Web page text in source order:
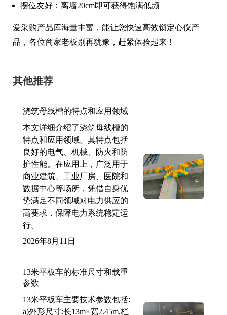
摆位友好：离墙20cm即可获得饱满低频
爱采购产品库海量丰富，能让您快速高效锁定心仪产
品，各位商家老板别再犹豫，赶紧体验起来！
其他推荐
浇筑母线槽的特点和应用领域
本文详细介绍了浇筑母线槽的
特点和应用领域。其特点包括
良好的电气、机械、防火和防
护性能。在应用上，广泛用于
商业建筑、工业厂房、医院和
数据中心等场所，凭借自身优
势满足不同领域对电力供应的
高要求，保障电力系统稳定运
行。
2026年8月11日
13米平板车的标准尺寸和载重
参数
13米平板车主要技术参数包括:
a)外形尺寸:长13m×宽2.45m,栏